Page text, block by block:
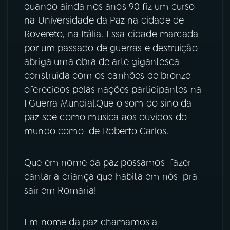
YouTube Facebook
Instagram X
TikTok
quando ainda nos anos 90 fiz um curso
na Universidade da Paz na cidade de
Rovereto, na Itália. Essa cidade marcada
por um passado de guerras e destruição
abriga uma obra de arte gigantesca
construída com os canhões de bronze
oferecidos pelas nações participantes na
I Guerra Mundial.Que o som do sino da
paz soe como musica aos ouvidos do
mundo como de Roberto Carlos.
Que em nome da paz possamos fazer
cantar a criança que habita em nós pra
sair em Romaria!
Em nome da paz chamamos a